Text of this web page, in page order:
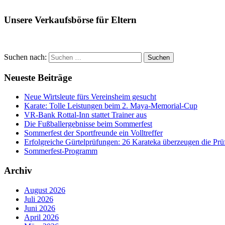
Unsere Verkaufsbörse für Eltern
Suchen nach: Suchen
Neueste Beiträge
Neue Wirtsleute fürs Vereinsheim gesucht
Karate: Tolle Leistungen beim 2. Maya-Memorial-Cup
VR-Bank Rottal-Inn stattet Trainer aus
Die Fußballergebnisse beim Sommerfest
Sommerfest der Sportfreunde ein Volltreffer
Erfolgreiche Gürtelprüfungen: 26 Karateka überzeugen die
Sommerfest-Programm
Archiv
August 2026
Juli 2026
Juni 2026
April 2026